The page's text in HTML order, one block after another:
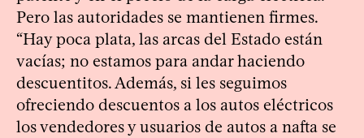
Pero las autoridades se mantienen firmes.
“Hay poca plata, las arcas del Estado están
vacías; no estamos para andar haciendo
descuentitos. Además, si les seguimos
ofreciendo descuentos a los autos eléctricos
los vendedores y usuarios de autos a nafta se